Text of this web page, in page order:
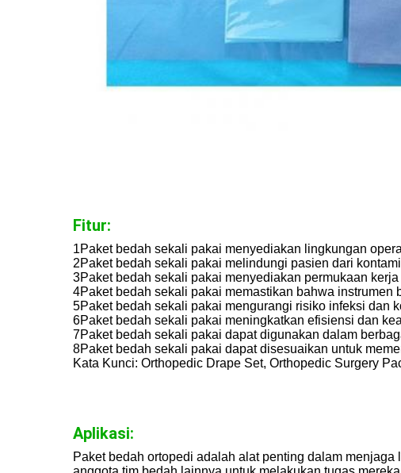
Fitur:
1Paket bedah sekali pakai menyediakan lingkungan
2Paket bedah sekali pakai melindungi pasien dari
3Paket bedah sekali pakai menyediakan permukaan
4Paket bedah sekali pakai memastikan bahwa instrumen
5Paket bedah sekali pakai mengurangi risiko infeksi dan
6Paket bedah sekali pakai meningkatkan efisiensi dan
7Paket bedah sekali pakai dapat digunakan dalam
8Paket bedah sekali pakai dapat disesuaikan untuk
Kata Kunci: Orthopedic Drape Set, Orthopedic Surgery
Aplikasi:
Paket bedah ortopedi adalah alat penting dalam